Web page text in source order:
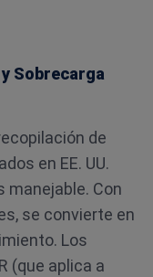
Sobrecarga
de
en EE. UU.
manejable. Con
se convierte en
Los
(que aplica a